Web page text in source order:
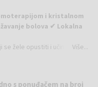
i kristalnom
bolova ✔ Lokalna
se žele opustiti i učiniti nešto
crne termomineralne
Više...
s ponuđačem na broj